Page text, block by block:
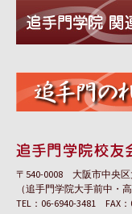
〒540-0008 大阪市中央区
（追手門学院大手前中・
TEL：06-6940-3481 FAX：